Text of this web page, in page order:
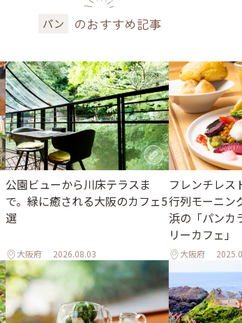
パン のおすすめ記事
公園ビューから川床テラスま
で。緑に癒される大阪のカフェ5
選
大阪府 2026.08.03
フレンチレス
行列モーニン
浜の「パンカ
リーカフェ」
大阪府